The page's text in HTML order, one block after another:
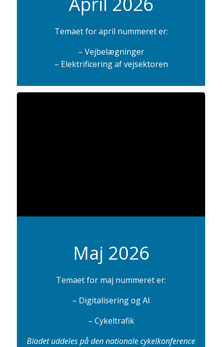
Temaet for april nummeret er:
– Vejbelægninger
– Elektrificering af vejsektoren
Maj 2026
Temaet for maj nummeret er:
– Digitalisering og AI
– Cykeltrafik
Bladet uddeles på den nationale cykelkonference